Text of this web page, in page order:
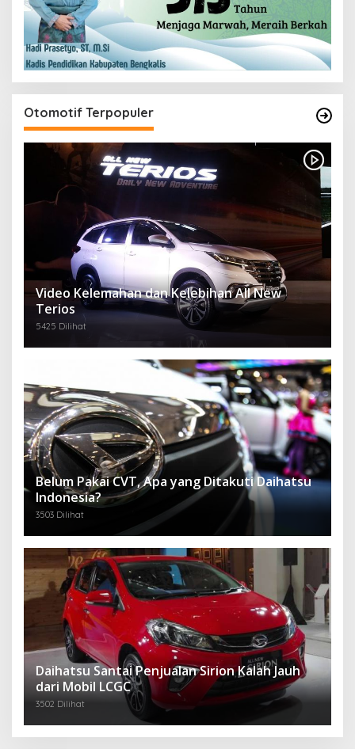
Otomotif Terpopuler
Video Kelemahan dan Kelebihan All New
Terios
5425 Dilihat
Belum Pakai CVT, Apa yang Ditakuti Daihatsu
Indonesia?
3503 Dilihat
Daihatsu Santai Penjualan Sirion Kalah Jauh
dari Mobil LCGC
3502 Dilihat